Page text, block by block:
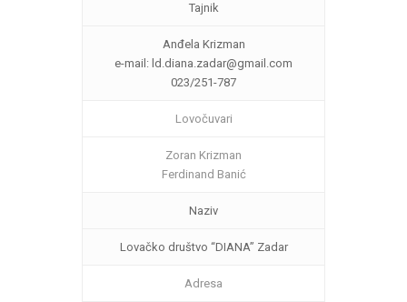
Tajnik
Anđela Krizman
e-mail: ld.diana.zadar@gmail.com
023/251-787
Lovočuvari
Zoran Krizman
Ferdinand Banić
Naziv
Lovačko društvo “DIANA” Zadar
Adresa